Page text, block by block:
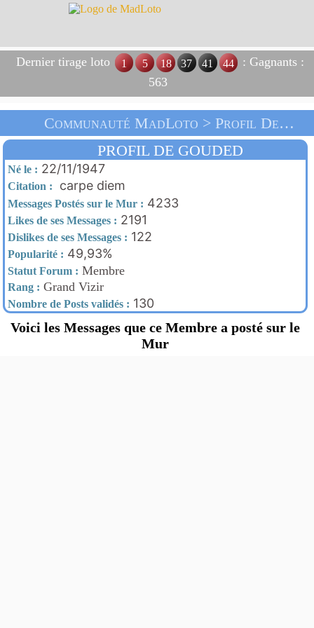
Dernier tirage loto 1 5 18 37 41 44
: Gagnants :
563
Communauté MadLoto > Profil De Gouded > Accueil
PROFIL DE GOUDED
Né le : 22/11/1947
Citation : carpe diem
Messages Postés sur le Mur : 4233
Likes de ses Messages : 2191
Dislikes de ses Messages : 122
Popularité : 49,93%
Statut Forum : Membre
Rang : Grand Vizir
Nombre de Posts validés : 130
Voici les Messages que ce Membre a posté sur le
Mur